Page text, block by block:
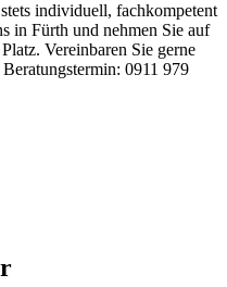
individuell, fachkompetent
in Fürth und nehmen Sie auf
Vereinbaren Sie gerne
0911 979